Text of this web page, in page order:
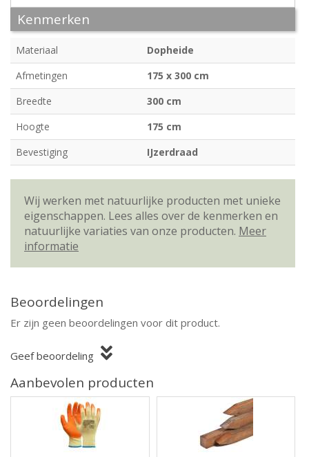
Kenmerken
Materiaal
Dopheide
Afmetingen
175 x 300 cm
Breedte
300 cm
Hoogte
175 cm
Bevestiging
IJzerdraad
Wij werken met natuurlijke producten met unieke
eigenschappen. Lees alles over de kenmerken en
natuurlijke variaties van onze producten. Meer
informatie
Beoordelingen
Er zijn geen beoordelingen voor dit product.
Geef beoordeling
Aanbevolen producten